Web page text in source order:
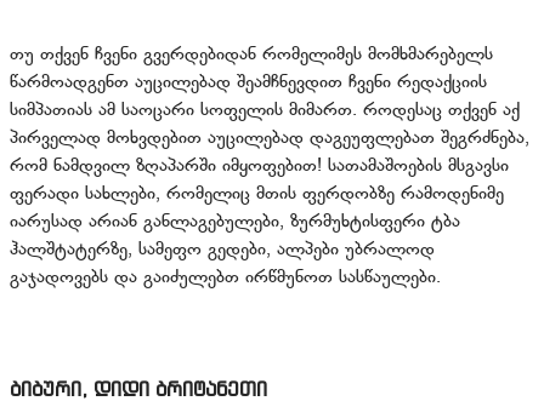
თუ თქვენ ჩვენი გვერდებიდან რომელიმეს მომხმარებელს
წარმოადგენთ აუცილებად შეამჩნევდით ჩვენი რედაქციის
სიმპათიას ამ საოცარი სოფელის მიმართ. როდესაც თქვენ აქ
პირველად მოხვდებით აუცილებად დაგეუფლებათ შეგრძნება,
რომ ნამდვილ ზღაპარში იმყოფებით! სათამაშოების მსგავსი
ფერადი სახლები, რომელიც მთის ფერდობზე რამოდენიმე
იარუსად არიან განლაგებულები, ზურმუხტისფერი ტბა
ჰალშტატერზე, სამეფო გედები, ალპები უბრალოდ
გაჯადოვებს და გაიძულებთ ირწმუნოთ სასწაულები.
ბიბური, დიდი ბრიტანეთი